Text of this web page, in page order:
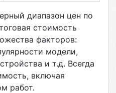
диапазон цен по
стоимость
факторов:
модели,
и т.д. Всегда
включая
работ.